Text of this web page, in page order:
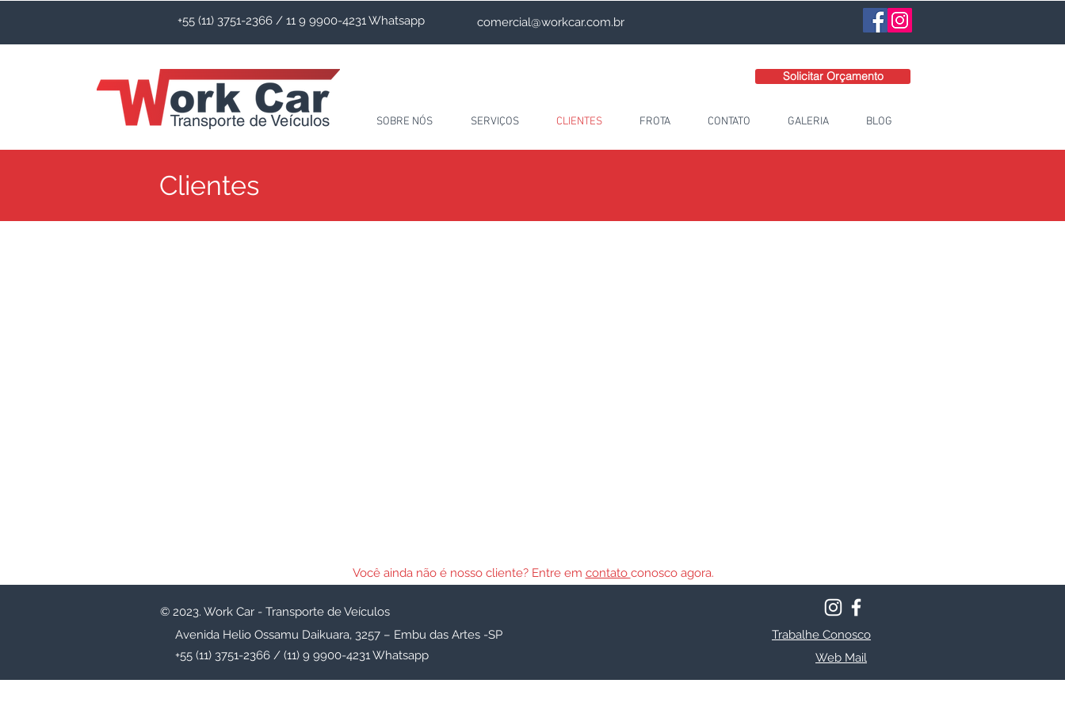
+55 (11) 3751-2366 / 11 9 9900-4231 Whatsapp comercial@workcar.com.br
SOBRE NÓS SERVIÇOS CLIENTES FROTA CONTATO GALERIA BLOG
Solicitar Orçamento
Clientes
Você ainda não é nosso cliente? Entre em contato conosco agora.
© 2023. Work Car - Transporte de Veículos
Avenida Helio Ossamu Daikuara, 3257 – Embu das Artes -SP
+55 (11) 3751-2366 / (11) 9 9900-4231 Whatsapp
Trabalhe Conosco
Web Mail